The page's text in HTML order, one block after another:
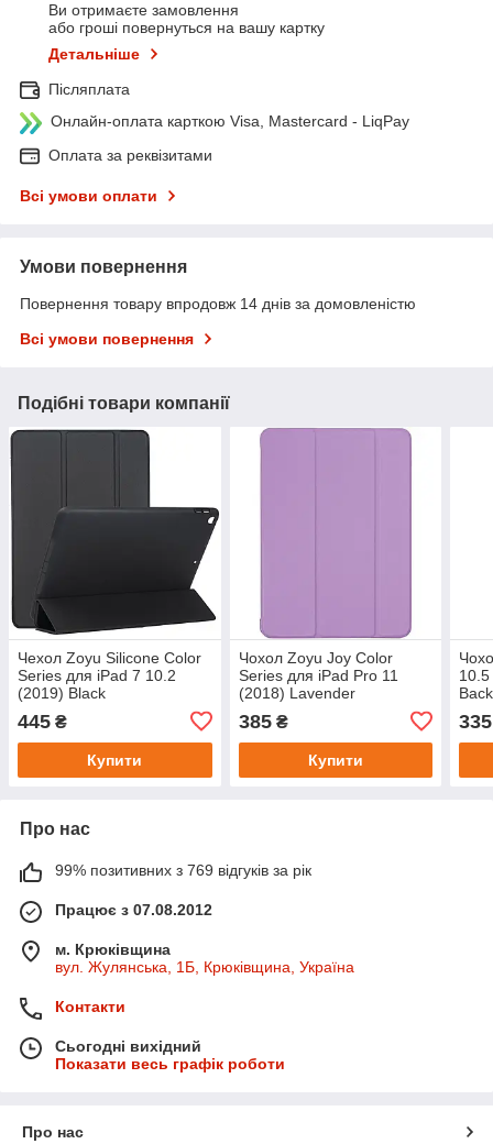
Ви отримаєте замовлення
або гроші повернуться на вашу картку
Детальніше
Післяплата
Онлайн-оплата карткою Visa, Mastercard - LiqPay
Оплата за реквізитами
Всі умови оплати
Умови повернення
Повернення товару впродовж 14 днів за домовленістю
Всі умови повернення
Подібні товари компанії
Чехол Zoyu Silicone Color
Series для iPad 7 10.2
(2019) Black
445 ₴
Купити
Чохол Zoyu Joy Color
Series для iPad Pro 11
(2018) Lavender
385₴
Купити
335
Про нас
99% позитивних з 769 відгуків за рік
Працює з 07.08.2012
м. Крюківщина
вул. Жулянська, 1Б, Крюківщина, Україна
Контакти
Сьогодні вихідний
Показати весь графік роботи
Про нас